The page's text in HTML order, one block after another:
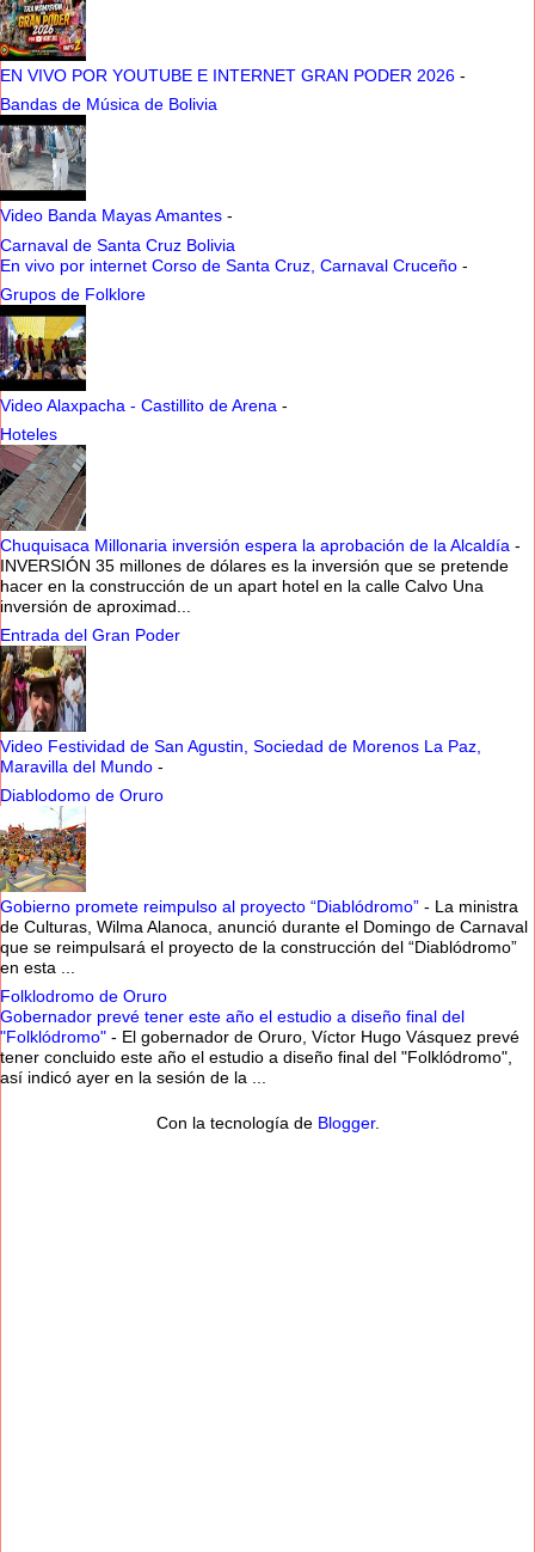
EN VIVO POR YOUTUBE E INTERNET GRAN PODER 2026 -
Bandas de Música de Bolivia
Video Banda Mayas Amantes -
Carnaval de Santa Cruz Bolivia
En vivo por internet Corso de Santa Cruz, Carnaval Cruceño -
Grupos de Folklore
Video Alaxpacha - Castillito de Arena -
Hoteles
Chuquisaca Millonaria inversión espera la aprobación de la Alcaldía -
INVERSIÓN 35 millones de dólares es la inversión que se pretende
hacer en la construcción de un apart hotel en la calle Calvo Una
inversión de aproximad...
Entrada del Gran Poder
Video Festividad de San Agustin, Sociedad de Morenos La Paz,
Maravilla del Mundo -
Diablodomo de Oruro
Gobierno promete reimpulso al proyecto “Diablódromo” - La ministra
de Culturas, Wilma Alanoca, anunció durante el Domingo de Carnaval
que se reimpulsará el proyecto de la construcción del “Diablódromo”
en esta ...
Folklodromo de Oruro
Gobernador prevé tener este año el estudio a diseño final del
"Folklódromo" - El gobernador de Oruro, Víctor Hugo Vásquez prevé
tener concluido este año el estudio a diseño final del "Folklódromo",
así indicó ayer en la sesión de la ...
Con la tecnología de Blogger.